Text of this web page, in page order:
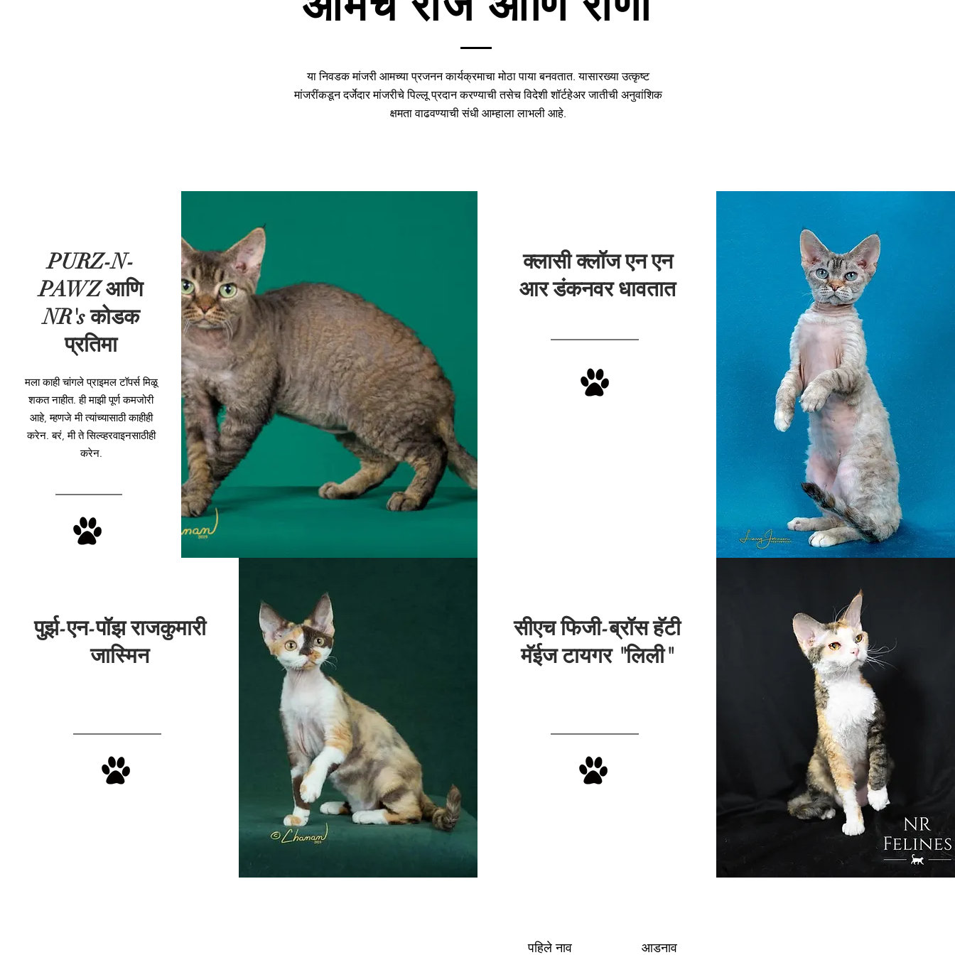
या निवडक मांजरी आमच्या प्रजनन कार्यक्रमाचा मोठा पाया बनवतात. यासारख्या उत्कृष्ट
मांजरींकडून दर्जेदार मांजरीचे पिल्लू प्रदान करण्याची तसेच विदेशी शॉर्टहेअर जातीची अनुवांशिक
क्षमता वाढवण्याची संधी आम्हाला लाभली आहे.
PURZ-N-
PAWZ आणि
NR's कोडक
प्रतिमा
मला काही चांगले प्राइमल टॉपर्स मिळू
शकत नाहीत. ही माझी पूर्ण कमजोरी
आहे, म्हणजे मी त्यांच्यासाठी काहीही
करेन. बरं, मी ते सिल्व्हरवाइनसाठीही
करेन.
क्लासी क्लॉज एन एन
आर डंकनवर धावतात
पुर्झ-एन-पॉझ राजकुमारी
जास्मिन
सीएच फिजी-ब्रॉस हॅटी
मॅईज टायगर "लिली"
पहिले नाव आडनाव